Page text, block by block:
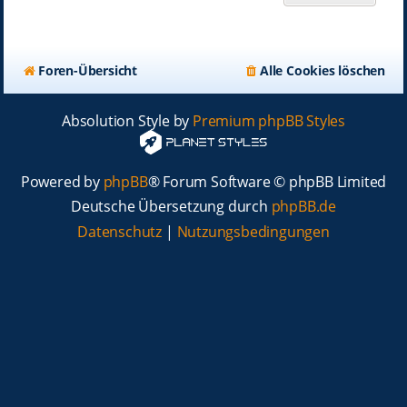
Foren-Übersicht Alle Cookies löschen
Absolution Style by Premium phpBB Styles
Powered by phpBB® Forum Software © phpBB Limited
Deutsche Übersetzung durch phpBB.de
Datenschutz | Nutzungsbedingungen